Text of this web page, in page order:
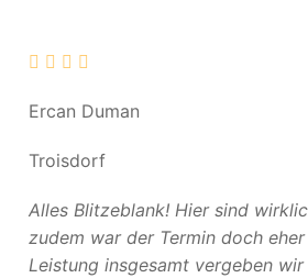
Ercan Duman
Troisdorf
Alles Blitzeblank! Hier sind
zudem war der Termin doch
Leistung insgesamt vergeben